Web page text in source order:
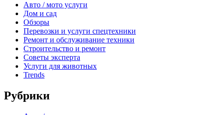
Авто / мото услуги
Дом и сад
Обзоры
Перевозки и услуги спецтехники
Ремонт и обслуживание техники
Строительство и ремонт
Советы эксперта
Услуги для животных
Trends
Рубрики